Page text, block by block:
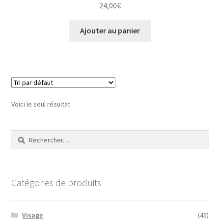
24,00€
Ajouter au panier
Voici le seul résultat
Rechercher :
Catégories de produits
Visage
(45)